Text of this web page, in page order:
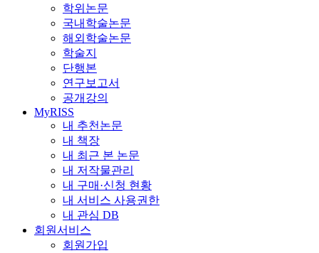
학위논문
국내학술논문
해외학술논문
학술지
단행본
연구보고서
공개강의
MyRISS
내 추천논문
내 책장
내 최근 본 논문
내 저작물관리
내 구매·신청 현황
내 서비스 사용권한
내 관심 DB
회원서비스
회원가입